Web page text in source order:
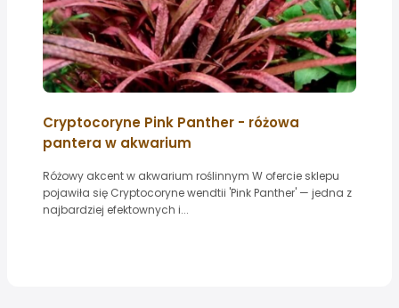
Cryptocoryne Pink Panther - różowa
pantera w akwarium
Różowy akcent w akwarium roślinnym W ofercie sklepu
pojawiła się Cryptocoryne wendtii 'Pink Panther' — jedna z
najbardziej efektownych i...